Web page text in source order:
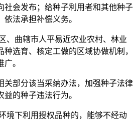
社会发布；给种子利用者和其他种子
法承担补偿义务。
曲辖市人平易近农业农村、林业
选育、核定工做的区域协做机制，
。
部分该当采纳办法，加强种子法律
的种子违法行为。
下利用授权品种的，能够不经动